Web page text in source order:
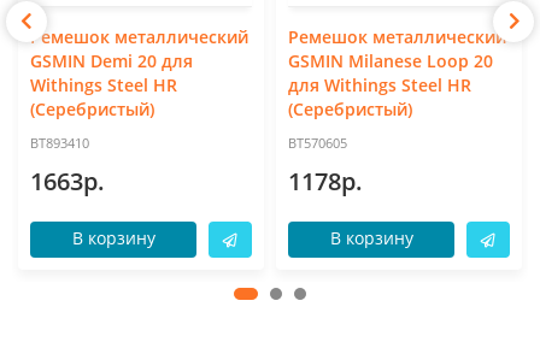
Ремешок металлический
GSMIN Demi 20 для
Withings Steel HR
(Серебристый)
BT893410
1663р.
В корзину
Ремешок металлический
GSMIN Milanese Loop 20
для Withings Steel HR
(Серебристый)
BT570605
1178р.
В корзину